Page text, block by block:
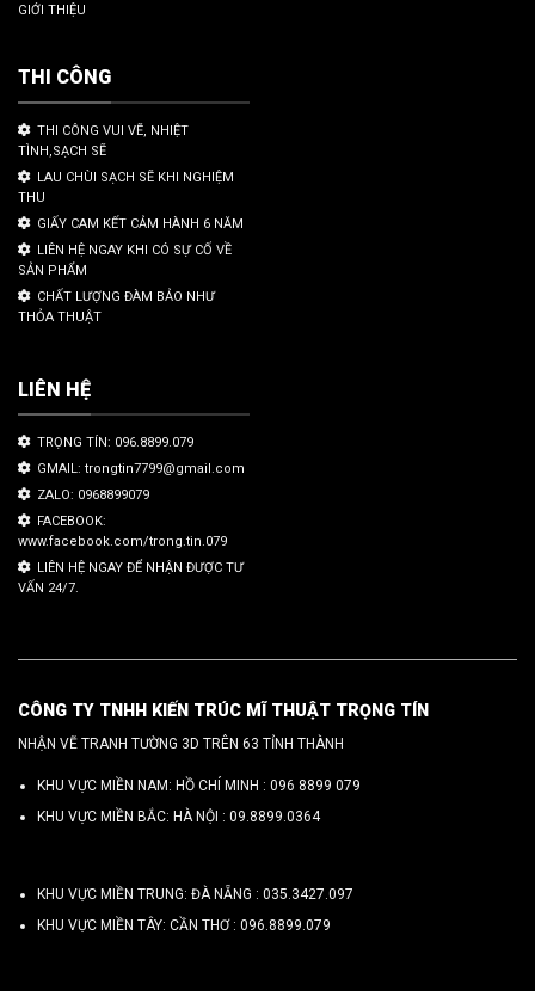
GIỚI THIỆU
THI CÔNG
THI CÔNG VUI VẼ, NHIỆT
TÌNH,SẠCH SẼ
LAU CHÙI SẠCH SẼ KHI NGHIỆM
THU
GIẤY CAM KẾT CẢM HÀNH 6 NĂM
LIÊN HỆ NGAY KHI CÓ SỰ CỐ VỀ
SẢN PHẨM
CHẤT LƯỢNG ĐÀM BẢO NHƯ
THỎA THUẬT
LIÊN HỆ
TRỌNG TÍN: 096.8899.079
GMAIL: trongtin7799@gmail.com
ZALO: 0968899079
FACEBOOK:
www.facebook.com/trong.tin.079
LIÊN HỆ NGAY ĐỂ NHẬN ĐƯỢC TƯ
VẤN 24/7.
CÔNG TY TNHH KIẾN TRÚC MĨ THUẬT TRỌNG TÍN
NHẬN VẼ TRANH TƯỜNG 3D TRÊN 63 TỈNH THÀNH
KHU VỰC MIỀN NAM: HỒ CHÍ MINH : 096 8899 079
KHU VỰC MIỀN BẮC: HÀ NỘI : 09.8899.0364
KHU VỰC MIỀN TRUNG: ĐÀ NẴNG : 035.3427.097
KHU VỰC MIỀN TÂY: CẦN THƠ : 096.8899.079